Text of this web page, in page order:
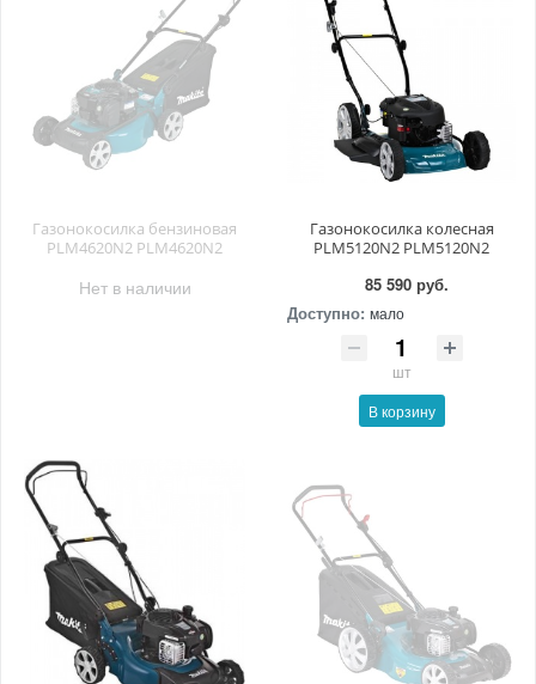
Газонокосилка бензиновая
PLM4620N2 PLM4620N2
Нет в наличии
Газонокосилка колесная
PLM5120N2 PLM5120N2
85 590 руб.
Доступно: мало
шт
В корзину